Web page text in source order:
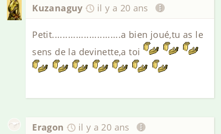
Kuzanaguy il y a 20 ans
Petit..........................a bien joué,tu as le
sens de la devinette,a toi
Eragon il y a 20 ans